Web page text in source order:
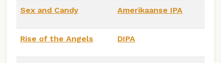
Sex and Candy Amerikaanse IPA
Rise of the Angels DIPA